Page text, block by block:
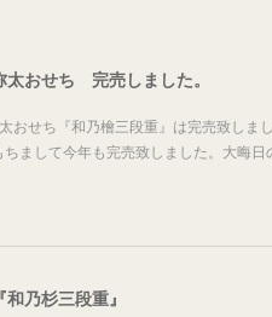
おせち 完売しました。
おせち『和乃檜三段重』は完売致しま
まして今年も完売致しました。大晦
乃杉三段重』